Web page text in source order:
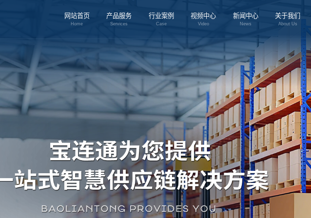
网站首页
Home
产品服务
Services
行业案例
Case
视频中心
Video
新闻中心
News
关于我们
About Us